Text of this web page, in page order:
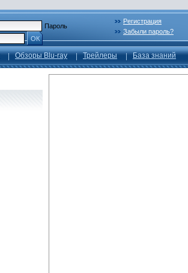
Пароль
ОК
Регистрация
Забыли пароль?
Обзоры Blu-ray Трейлеры База знаний